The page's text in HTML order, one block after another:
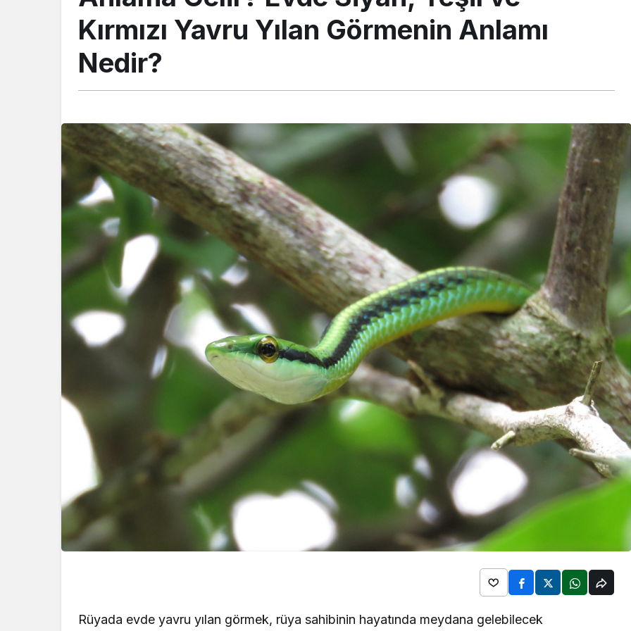
Kırmızı Yavru Yılan Görmenin Anlamı
Nedir?
Rüyada evde yavru yılan görmek, rüya sahibinin hayatında meydana gelebilecek